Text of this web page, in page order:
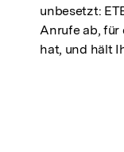
unbesetzt:
Anrufe ab, für
hat, und hält